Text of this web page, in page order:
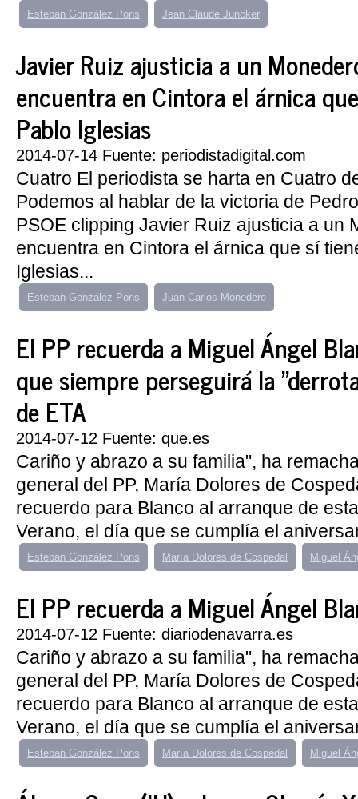
Esteban González Pons Jean Claude Juncker
Javier Ruiz ajusticia a un
encuentra en Cintora el árnica
Pablo Iglesias
2014-07-14 Fuente: periodistadigital.com
Cuatro El periodista se harta en Cuatro
Podemos al hablar de la victoria de
PSOE clipping Javier Ruiz ajusticia a un
encuentra en Cintora el árnica que sí
Iglesias...
Esteban González Pons Juan Carlos Monedero
El PP recuerda a Miguel Ángel
que siempre perseguirá la
de ETA
2014-07-12 Fuente: que.es
Cariño y abrazo a su familia", ha
general del PP, María Dolores de
recuerdo para Blanco al arranque de
Verano, el día que se cumplía el
Esteban González Pons María Dolores de Cospedal Miguel
El PP recuerda a Miguel Ángel
2014-07-12 Fuente: diariodenavarra.es
Cariño y abrazo a su familia", ha
general del PP, María Dolores de
recuerdo para Blanco al arranque de
Verano, el día que se cumplía el
Esteban González Pons María Dolores de Cospedal Miguel